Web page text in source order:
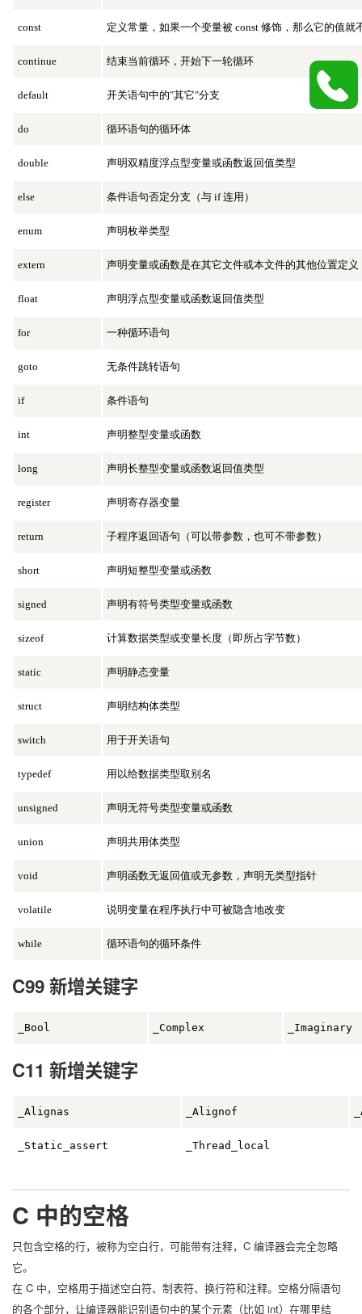
const 定义常量，如果一个变量被 const 修饰，那么它的值就
continue 结束当前循环，开始下一轮循环
default 开关语句中的"其它"分支
do 循环语句的循环体
double 声明双精度浮点型变量或函数返回值类型
else 条件语句否定分支（与 if 连用）
enum 声明枚举类型
extern 声明变量或函数是在其它文件或本文件的其他位置定义
float 声明浮点型变量或函数返回值类型
for 一种循环语句
goto 无条件跳转语句
if 条件语句
int 声明整型变量或函数
long 声明长整型变量或函数返回值类型
register 声明寄存器变量
return 子程序返回语句（可以带参数，也可不带参数）
short 声明短整型变量或函数
signed 声明有符号类型变量或函数
sizeof 计算数据类型或变量长度（即所占字节数）
static 声明静态变量
struct 声明结构体类型
switch 用于开关语句
typedef 用以给数据类型取别名
unsigned 声明无符号类型变量或函数
union 声明共用体类型
void 声明函数无返回值或无参数，声明无类型指针
volatile 说明变量在程序执行中可被隐含地改变
while 循环语句的循环条件
C99 新增关键字
_Bool _Complex _Imaginary
C11 新增关键字
_Alignas _Alignof
_Static_assert _Thread_local
C 中的空格
只包含空格的行，被称为空白行，可能带有注释，C 编译器会完全忽略
它。
在 C 中，空格用于描述空白符、制表符、换行符和注释。空格分隔语句
的各个部分，让编译器能识别语句中的某个元素（比如 int）在哪里结